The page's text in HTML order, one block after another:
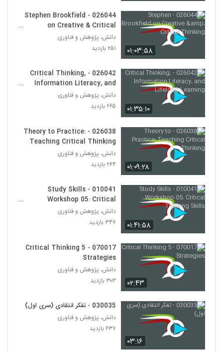
24
030024 - تفکر انتقادی (سری اول)
25
030025 - تفکر انتقادی (سری اول)
۴۸۸ بازدید
030026 - تفکر انتقادی (سری اول)
۵۶۳ بازدید
030027 - تفکر انتقادی (سری اول)
28
29
030037 - نظریه انتخاب عقلانی
۶۷۸ بازدید
030038 - نظریه انتخاب عقلانی
31
030039 - نظریه انتخاب عقلانی
۵۹۴ بازدید
030040 - نظریه انتخاب عقلانی
۶۱۰ بازدید
۰۱:۰۳:۵۸
026044 - Stephen Brookfield
on Creative & Critical
Thinking
دانش، پژوهش و فناوری
۲۵۱ بازدید
۰۱:۳۵:۱۰
026042 - Critical Thinking,
Information Literacy, and
Lifelong Learning
دانش، پژوهش و فناوری
۲۶۵ بازدید
۰۱:۰۹:۲۸
026038 - Theory to Practice:
Teaching Critical Thinking
دانش، پژوهش و فناوری
۲۶۴ بازدید
۰۱:۴۱:۵۸
010041 - Study Skills
Workshop 05: Critical
Thinking Skills
دانش، پژوهش و فناوری
۳۴۷ بازدید
۰۲:۴۳
070017 - 5 Critical Thinking
Strategies
دانش، پژوهش و فناوری
۳۰۳ بازدید
۰۳:۱۶
030035 - تفکر انتقادی (سری اول)
دانش، پژوهش و فناوری
۶۳۷ بازدید